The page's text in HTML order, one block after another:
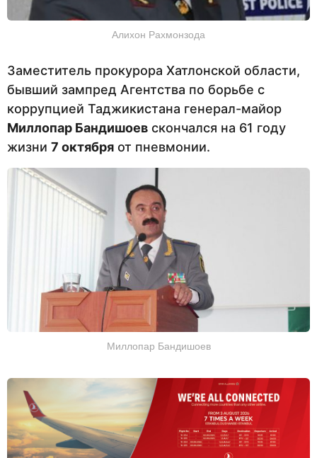
Алихон Рахмонзода
Заместитель прокурора Хатлонской области,
бывший зампред Агентства по борьбе с
коррупцией Таджикистана генерал-майор
Миллопар Бандишоев скончался на 61 году
жизни 7 октября от пневмонии.
Миллопар Бандишоев